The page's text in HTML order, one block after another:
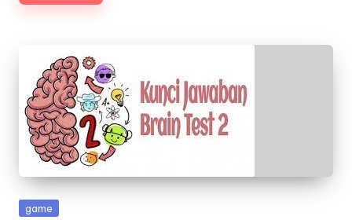
Posted
game